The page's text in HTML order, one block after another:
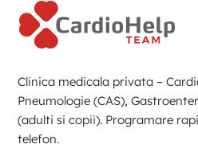
Clinica medicala privata –
Pneumologie (CAS),
(adulti si copii). Programare
telefon.